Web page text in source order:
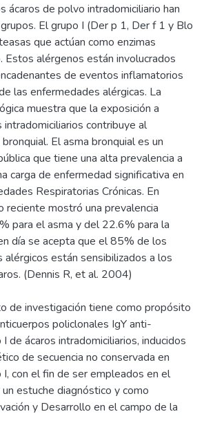
ácaros de polvo intradomiciliario han
El grupo I (Der p 1, Der f 1 y Blo
que actúan como enzimas
Estos alérgenos están involucrados
de eventos inflamatorios
las enfermedades alérgicas. La
muestra que la exposición a
contribuye al
El asma bronquial es un
que tiene una alta prevalencia a
carga de enfermedad significativa en
Respiratorias Crónicas. En
reciente mostró una prevalencia
para el asma y del 22.6% para la
día se acepta que el 85% de los
alérgicos están sensibilizados a los
(Dennis R, et al. 2004)
de investigación tiene como propósito
policlonales IgY anti-
de ácaros intradomiciliarios, inducidos
de secuencia no conservada en
con el fin de ser empleados en el
estuche diagnóstico y como
y Desarrollo en el campo de la